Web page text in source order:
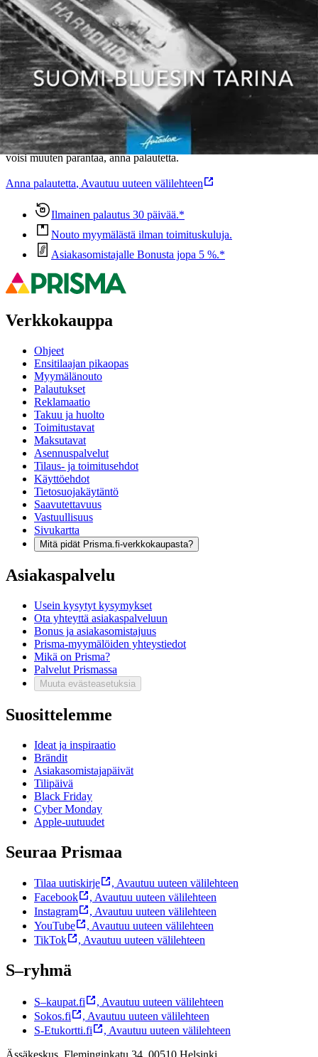
Ominaisuudet
Oletko tyytyväinen tuotetietoihin?
Ovatko tuotetiedot riittävät? Jos tuotetiedoissa on puutteita tai niitä
voisi muuten parantaa, anna palautetta.
Anna palautetta, Avautuu uuteen välilehteen
Ilmainen palautus 30 päivää.*
Nouto myymälästä ilman toimituskuluja.
Asiakasomistajalle Bonusta jopa 5 %.*
Verkkokauppa
Ohjeet
Ensitilaajan pikaopas
Myymälänouto
Palautukset
Reklamaatio
Takuu ja huolto
Toimitustavat
Maksutavat
Asennuspalvelut
Tilaus- ja toimitusehdot
Käyttöehdot
Tietosuojakäytäntö
Saavutettavuus
Vastuullisuus
Sivukartta
Mitä pidät Prisma.fi-verkkokaupasta?
Asiakaspalvelu
Usein kysytyt kysymykset
Ota yhteyttä asiakaspalveluun
Bonus ja asiakasomistajuus
Prisma-myymälöiden yhteystiedot
Mikä on Prisma?
Palvelut Prismassa
Muuta evästeasetuksia
Suosittelemme
Ideat ja inspiraatio
Brändit
Asiakasomistajapäivät
Tilipäivä
Black Friday
Cyber Monday
Apple-uutuudet
Seuraa Prismaa
Tilaa uutiskirje , Avautuu uuteen välilehteen
Facebook
, Avautuu uuteen välilehteen
Instagram
, Avautuu uuteen välilehteen
YouTube
, Avautuu uuteen välilehteen
TikTok
, Avautuu uuteen välilehteen
S–ryhmä
S–kaupat.fi , Avautuu uuteen välilehteen
Sokos.fi
, Avautuu uuteen välilehteen
S-Etukortti.fi
, Avautuu uuteen välilehteen